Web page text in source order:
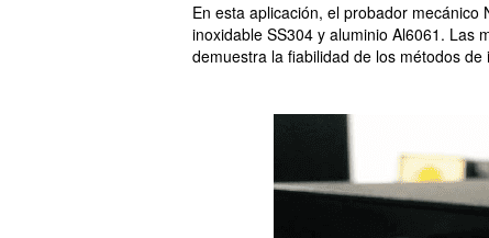
En esta aplicación, el probador
inoxidable SS304 y aluminio Al6061. Las
demuestra la fiabilidad de los métodos